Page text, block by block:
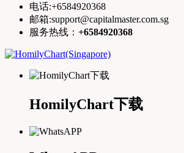
电话:+6584920368
邮箱:support@capitalmaster.com.sg
服务热线： +6584920368
HomilyChart下载